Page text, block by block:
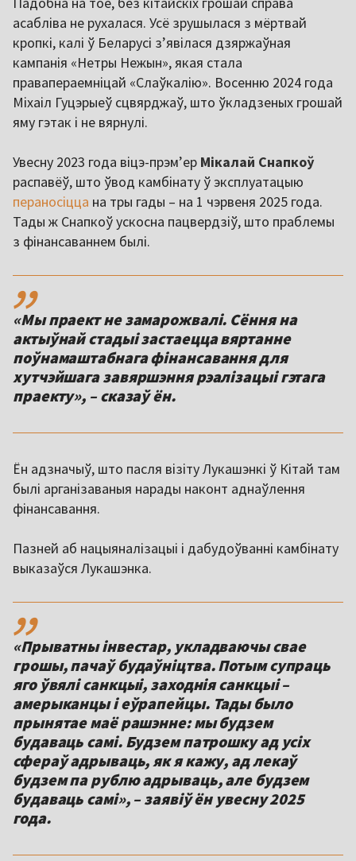
асабліва не рухалася. Усё зрушылася з мёртвай
кропкі, калі ў Беларусі зʼявілася дзяржаўная
кампанія «Нетры Нежын», якая стала
правапераемніцай «Слаўкалію». Восенню 2024 года
Міхаіл Гуцэрыеў сцвярджаў, што ўкладзеных грошай
яму гэтак і не вярнулі.
Увесну 2023 года віцэ-прэмʼер Мікалай Снапкоў
распавёў, што ўвод камбінату ў эксплуатацыю
пераносіцца на тры гады – на 1 чэрвеня 2025 года.
Тады ж Снапкоў ускосна пацвердзіў, што праблемы
з фінансаваннем былі.
,,
«Мы праект не замарожвалі. Сёння на
актыўнай стадыі застаецца вяртанне
поўнамаштабнага фінансавання для
хутчэйшага завяршэння рэалізацыі гэтага
праекту», – сказаў ён.
Ён адзначыў, што пасля візіту Лукашэнкі ў Кітай там
былі арганізаваныя нарады наконт аднаўлення
фінансавання.
Пазней аб нацыяналізацыі і дабудоўванні камбінату
выказаўся Лукашэнка.
,,
«Прыватны інвестар, укладваючы свае
грошы, пачаў будаўніцтва. Потым супраць
яго ўвялі санкцыі, заходнія санкцыі –
амерыканцы і еўрапейцы. Тады было
прынятае маё рашэнне: мы будзем
будаваць самі. Будзем патрошку ад усіх
сфераў адрываць, як я кажу, ад лекаў
будзем па рублю адрываць, але будзем
будаваць самі», – заявіў ён увесну 2025
года.